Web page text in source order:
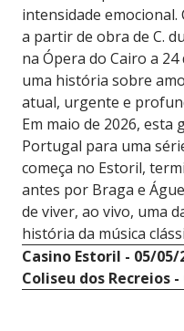
intensidade emocional.
a partir de obra de C.
na Ópera do Cairo a
uma história sobre
atual, urgente e
Em maio de 2026, esta
Portugal para uma
começa no Estoril,
antes por Braga e
de viver, ao vivo, uma
história da música
Casino Estoril - 05/05/
Coliseu dos Recreios